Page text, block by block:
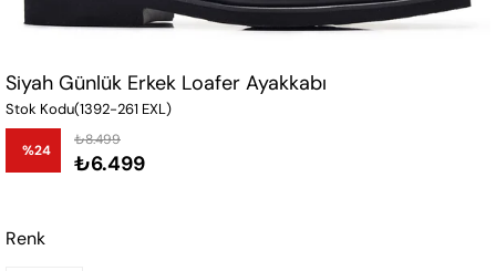
Siyah Günlük Erkek Loafer Ayakkabı
Stok Kodu(1392-261 EXL)
%24
İndirim
₺8.499
₺6.499
Renk